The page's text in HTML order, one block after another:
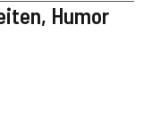
Humor